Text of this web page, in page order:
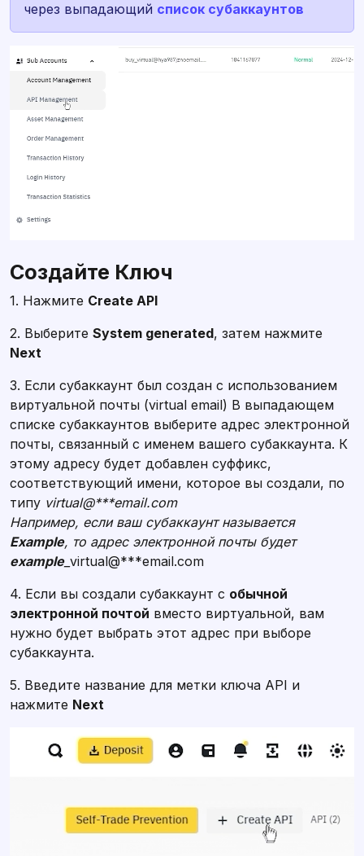
через выпадающий список субаккаунтов
Создайте Ключ
1. Нажмите Create API
2. Выберите System generated, затем нажмите
Next
3. Если субаккаунт был создан с использованием
виртуальной почты (virtual email) В выпадающем
списке субаккаунтов выберите адрес электронной
почты, связанный с именем вашего субаккаунта. К
этому адресу будет добавлен суффикс,
соответствующий имени, которое вы создали, по
типу virtual@***email.com
Например, если ваш субаккаунт называется
Example, то адрес электронной почты будет
example_ virtual@***email.com
4. Если вы создали субаккаунт с обычной
электронной почтой вместо виртуальной, вам
нужно будет выбрать этот адрес при выборе
субаккаунта.
5. Введите название для метки ключа API и
нажмите Next